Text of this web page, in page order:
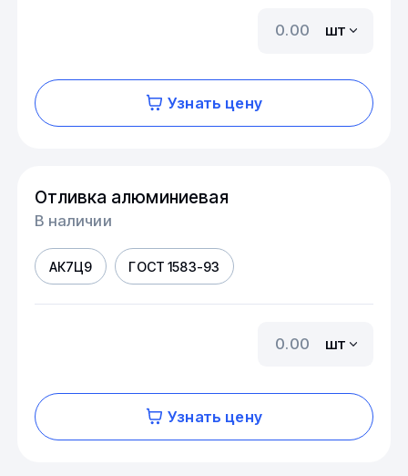
шт
Узнать цену
Отливка алюминиевая
В наличии
АК7Ц9 ГОСТ 1583-93
шт
Узнать цену